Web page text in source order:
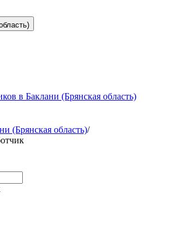
в Баклани (Брянская область)
(Брянская область)/